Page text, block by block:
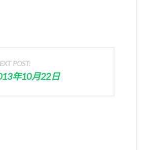
POST:
年10月22日